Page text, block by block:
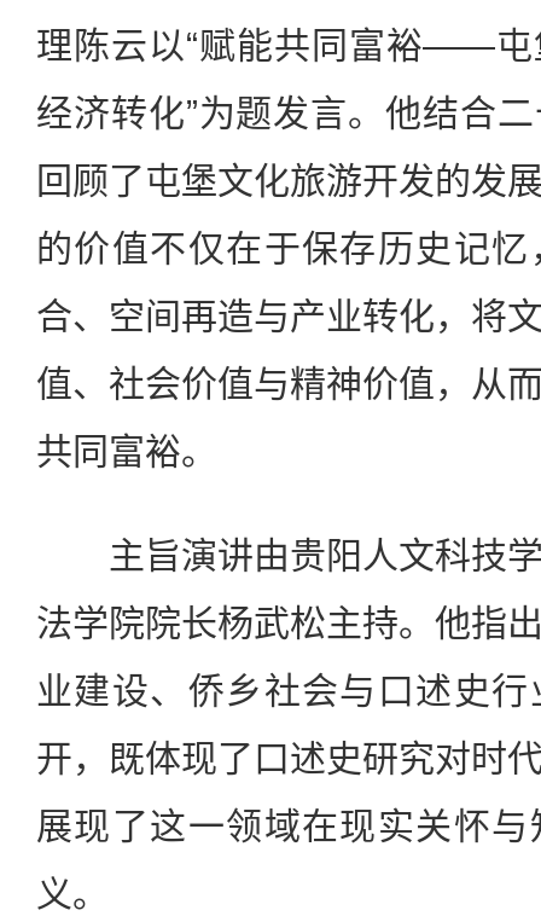
理陈云以“赋能共同富裕——屯
经济转化”为题发言。他结合
回顾了屯堡文化旅游开发的发
的价值不仅在于保存历史记
合、空间再造与产业转化，将
值、社会价值与精神价值，从
共同富裕。
主旨演讲由贵阳人文科技学
法学院院长杨武松主持。他指
业建设、侨乡社会与口述史
开，既体现了口述史研究对时
展现了这一领域在现实关怀
义。